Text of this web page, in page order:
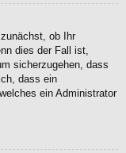
ob Ihr
dies der Fall ist,
sicherzugehen, dass
dass ein
ein Administrator